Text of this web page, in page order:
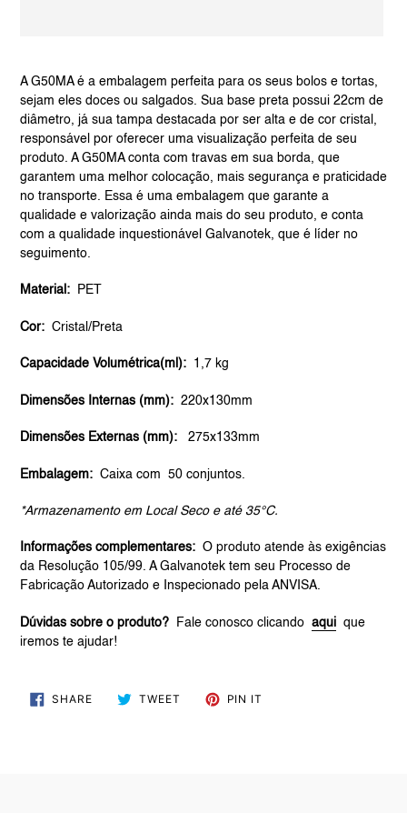
product
your
A G50MA é a embalagem perfeita para os seus bolos e tortas,
sejam eles doces ou salgados. Sua base preta possui 22cm de
diâmetro, já sua tampa destacada por ser alta e de cor cristal,
responsável por oferecer uma visualização perfeita de seu
produto. A G50MA conta com travas em sua borda, que
garantem uma melhor colocação, mais segurança e praticidade
no transporte. Essa é uma embalagem que garante a
qualidade e valorização ainda mais do seu produto, e conta
com a qualidade inquestionável Galvanotek, que é líder no
seguimento.
Material: PET
Cor: Cristal/Preta
Capacidade Volumétrica(ml): 1,7 kg
Dimensões Internas (mm): 220x130mm
Dimensões Externas (mm): 275x133mm
Embalagem: Caixa com 50 conjuntos.
*Armazenamento em Local Seco e até 35°C.
Informações complementares: O produto atende às exigências
da Resolução 105/99. A Galvanotek tem seu Processo de
Fabricação Autorizado e Inspecionado pela ANVISA.
Dúvidas sobre o produto? Fale conosco clicando aqui que
iremos te ajudar!
SHARESHARE
ON
TWEET TWEET PIN IT